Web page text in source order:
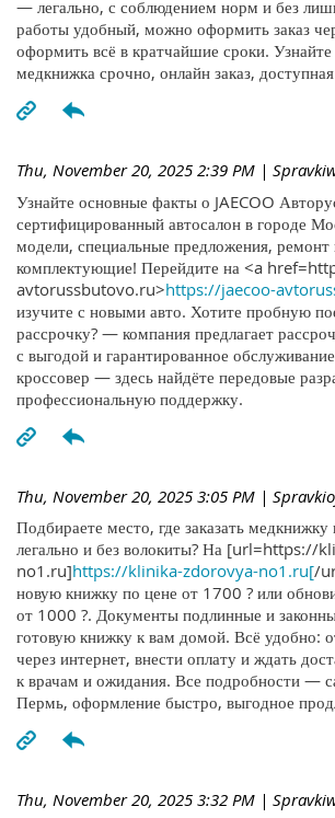
— легально, с соблюдением норм и без
работы удобный, можно оформить заказ
оформить всё в кратчайшие сроки.
медкнижка срочно, онлайн заказ,
Thu, November 20, 2025 2:39 PM |
Узнайте основные факты о JAECOO
сертифицированный автосалон в городе
модели, специальные предложения, ремонт
комплектующие! Перейдите на <a
avtorussbutovo.ru>https://jaecoo-
изучите с новыми авто. Хотите пробную
рассрочку? — компания предлагает
с выгодой и гарантированное
кроссовер — здесь найдёте передовые
профессиональную поддержку.
Thu, November 20, 2025 3:05 PM |
Подбираете место, где заказать
легально и без волокиты? На [url=https://
no1.ru]https://klinika-zdorovya-no1.ru[/
новую книжку по цене от 1700 ? или
от 1000 ?. Документы подлинные и
готовую книжку к вам домой. Всё удобно:
через интернет, внести оплату и ждать
к врачам и ожидания. Все подробности —
Пермь, оформление быстро, выгодное
Thu, November 20, 2025 3:32 PM |